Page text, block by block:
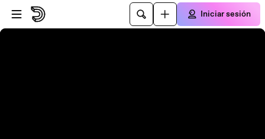
Saltar al reproductor
Saltar al contenido principal
Iniciar sesión